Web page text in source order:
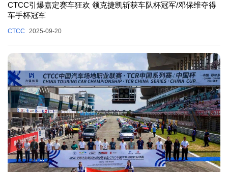
CTCC引爆嘉定赛车狂欢 领克捷凯斩获车队杯冠军/邓保维夺得
车手杯冠军
CTCC 2025-09-20